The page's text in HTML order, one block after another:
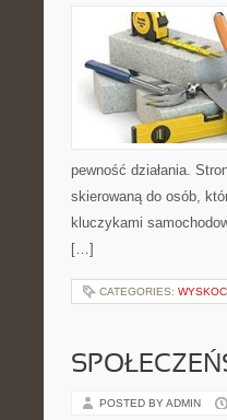
pewność działania.
skierowaną do osób,
kluczykami
[…]
CATEGORIES:
POSTED BY ADMIN